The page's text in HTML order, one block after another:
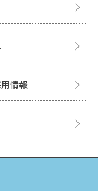
情報